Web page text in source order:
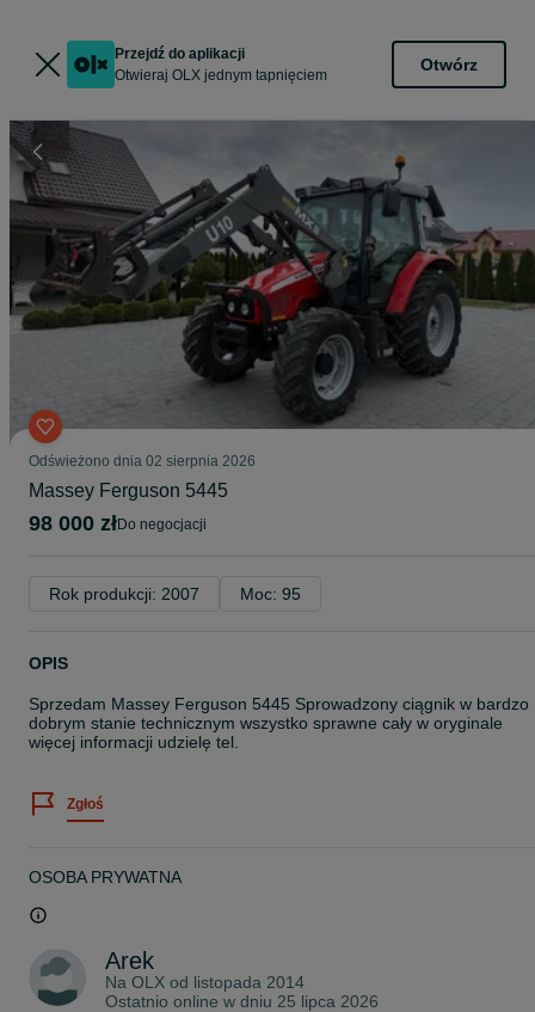
Przejdź do aplikacji
Otwieraj OLX jednym tapnięciem
Otwórz
Odświeżono dnia 02 sierpnia 2026
Massey Ferguson 5445
98 000 zł do negocjacji
Rok produkcji: 2007 Moc: 95
OPIS
Sprzedam Massey Ferguson 5445 Sprowadzony ciągnik w bardzo
dobrym stanie technicznym wszystko sprawne cały w oryginale
więcej informacji udzielę tel.
Zgłoś
OSOBA PRYWATNA
Arek
Na OLX od listopada 2014
Ostatnio online w dniu 25 lipca 2026